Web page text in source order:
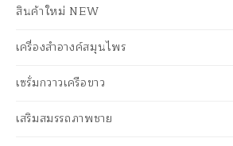
สินค้าใหม่ NEW
เครื่องสำอางค์สมุนไพร
เซรั่มกวาวเครือขาว
เสริมสมรรถภาพชาย